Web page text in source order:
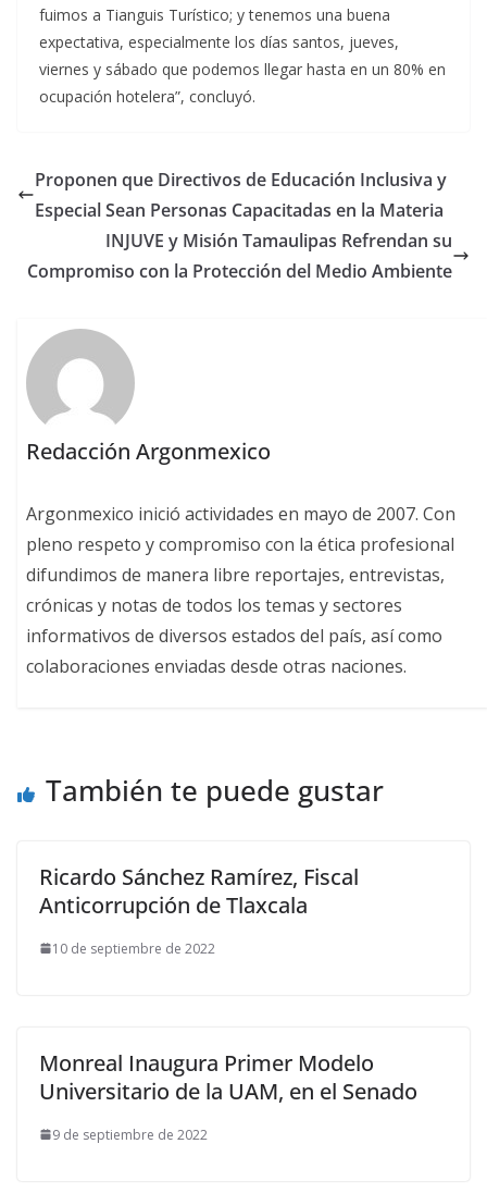
fuimos a Tianguis Turístico; y tenemos una buena
expectativa, especialmente los días santos, jueves,
viernes y sábado que podemos llegar hasta en un 80% en
ocupación hotelera”, concluyó.
Proponen que Directivos de Educación Inclusiva y
Especial Sean Personas Capacitadas en la Materia
INJUVE y Misión Tamaulipas Refrendan su
Compromiso con la Protección del Medio Ambiente
Redacción Argonmexico
Argonmexico inició actividades en mayo de 2007. Con
pleno respeto y compromiso con la ética profesional
difundimos de manera libre reportajes, entrevistas,
crónicas y notas de todos los temas y sectores
informativos de diversos estados del país, así como
colaboraciones enviadas desde otras naciones.
También te puede gustar
Ricardo Sánchez Ramírez, Fiscal
Anticorrupción de Tlaxcala
10 de septiembre de 2022
Monreal Inaugura Primer Modelo
Universitario de la UAM, en el Senado
9 de septiembre de 2022